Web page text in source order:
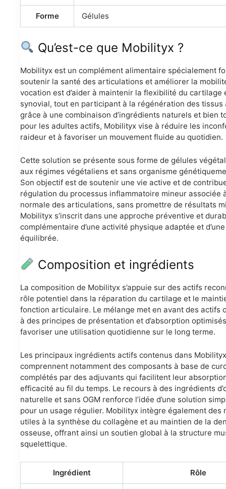
Forme Gélules
Qu’est-ce que Mobilityx ?
Mobilityx est un complément alimentaire spécialement
soutenir la santé des articulations et améliorer la
vocation est d’aider à maintenir la flexibilité du cartilage
synovial, tout en participant à la régénération des
grâce à une combinaison d’ingrédients naturels et bien
pour les adultes actifs, Mobilityx vise à réduire les
raideur et à favoriser un mouvement fluide au quotidien.
Cette solution se présente sous forme de gélules
aux régimes végétaliens et sans organisme
Son objectif est de soutenir une vie active et de
régulation du processus inflammatoire mineur associée
normale des articulations, sans promettre de résultats
Mobilityx s’inscrit dans une approche préventive et
complémentaire d’une activité physique adaptée et
équilibrée.
Composition et ingrédients
La composition de Mobilityx s’appuie sur des actifs
rôle potentiel dans la réparation du cartilage et le
fonction articulaire. Le mélange met en avant des actifs
à des principes de présentation et d’absorption
favoriser une utilisation quotidienne sur le long terme.
Les principaux ingrédients actifs contenus dans Mobilityx
comprennent notamment des composants à base de
complétés par des adjuvants qui facilitent leur
efficacité au fil du temps. Le recours à des ingrédients
naturelle et sans OGM renforce l’idée d’une solution
pour un usage régulier. Mobilityx intègre également des
utiles à la synthèse du collagène et au maintien de la
osseuse, offrant ainsi un soutien global à la structure
squelettique.
Ingrédient Rôle